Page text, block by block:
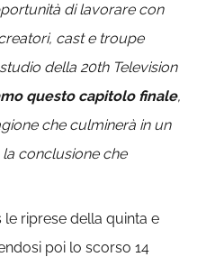
di lavorare con
cast e troupe
della 20th Television
questo capitolo finale,
che culminerà in un
conclusione che
riprese della quinta e
poi lo scorso 14